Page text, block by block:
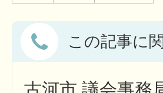
この記事に